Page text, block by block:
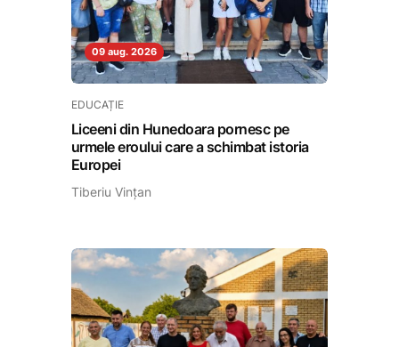
09 aug. 2026
EDUCAȚIE
Liceeni din Hunedoara pornesc pe
urmele eroului care a schimbat istoria
Europei
Tiberiu Vințan